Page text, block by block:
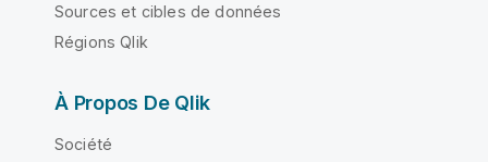
Sources et cibles de données
Régions Qlik
À Propos De Qlik
Société